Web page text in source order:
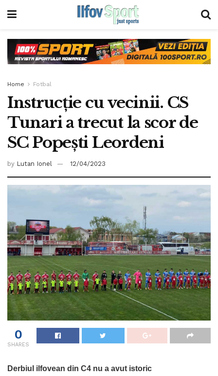
Home Fotbal
Instrucție cu vecinii. CS
Tunari a trecut la scor de
SC Popești Leordeni
by Lutan Ionel 12/04/2023
0
SHARES
Derbiul ilfovean din C4 nu a avut istoric